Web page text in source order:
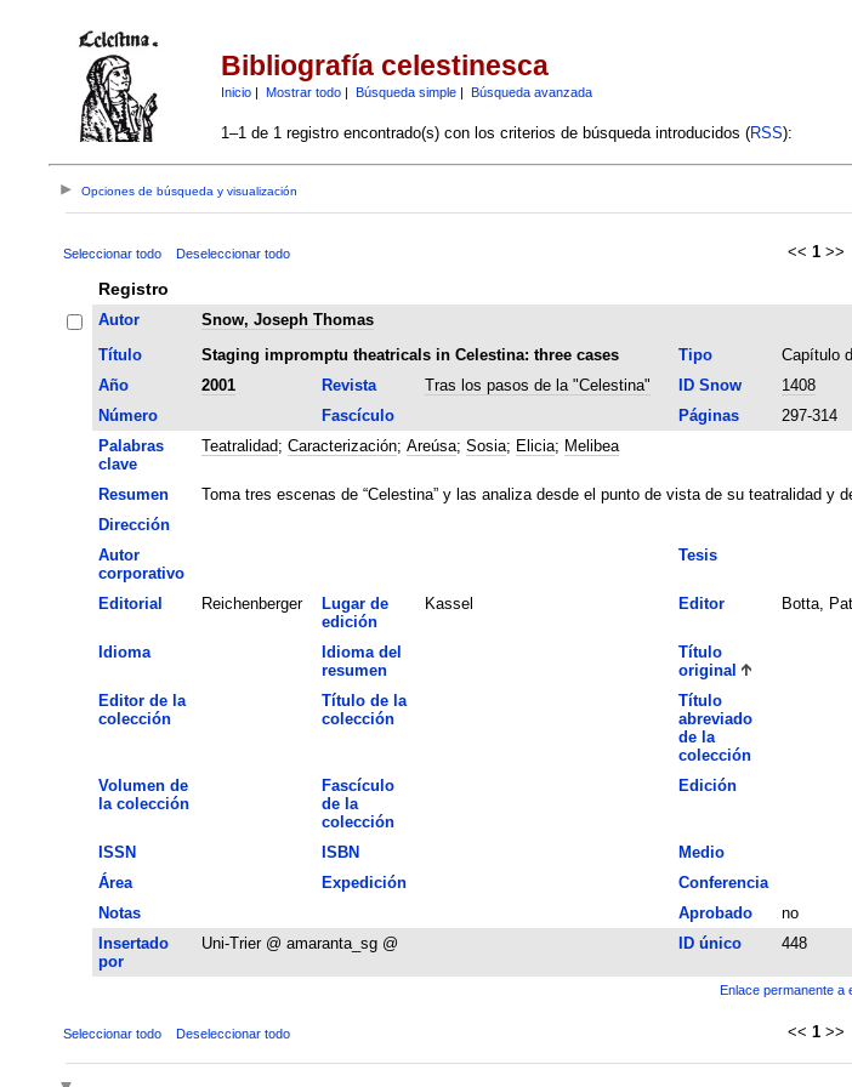
Bibliografía celestinesca
Inicio| Mostrar todo| Búsqueda simple| Búsqueda avanzada
1–1 de 1 registro encontrado(s) con los criterios de búsqueda introducidos (RSS):
Opciones de búsqueda y visualización
Seleccionar todo Deseleccionar todo << 1 >>
Registro
Autor
Snow, Joseph Thomas
Título
Staging impromptu theatricals in Celestina: three cases Tipo
Capítulo
Año
2001 Revista Tras los pasos de la "Celestina" ID Snow
1408
Número
Fascículo Páginas
297-314
Palabras
clave
Teatralidad; Caracterización; Areúsa; Sosia; Elicia; Melibea
Resumen
Toma tres escenas de “Celestina” y las analiza desde el punto de vista de su teatralidad y
Dirección
Autor
corporativo
Tesis
Editorial Reichenberger
Lugar de
edición
Kassel Editor Botta,
Idioma
Idioma del
resumen
Título
original
Editor de la
colección
Título de la
colección
Título
abreviado
de la
colección
Volumen de
la colección
Fascículo
de la
colección
Edición
ISSN ISBN
Medio
Área
Expedición
Conferencia
Notas
Aprobado
no
Insertado
por
Uni-Trier @ amaranta_sg @ ID único 448
Enlace permanente a
Seleccionar todo Deseleccionar todo << 1 >>